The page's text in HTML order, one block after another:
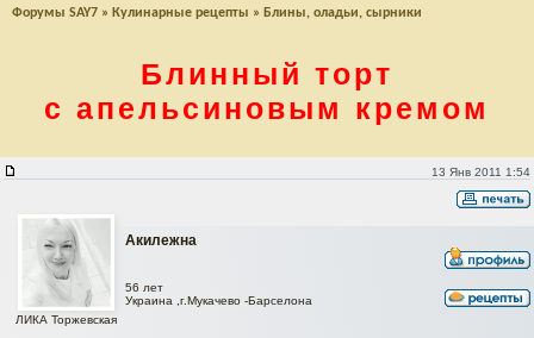
Форумы SAY7 » Кулинарные рецепты » Блины, оладьи, сырники
Блинный торт
с апельсиновым кремом
13 Янв 2011 1:54
Акилежна
ЛИКА Торжевская
56 лет
Украина ,г.Мукачево -Барселона